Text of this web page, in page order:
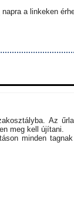
napra a linkeken
Az
meg kell újítani.
minden